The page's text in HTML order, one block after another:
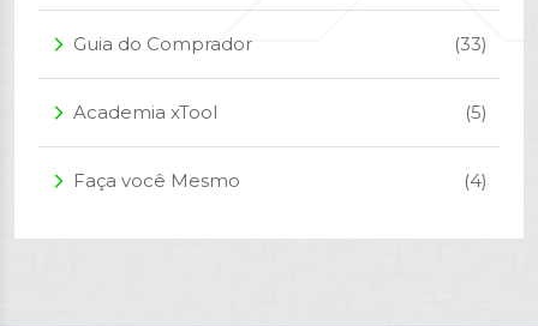
arrow_forward_ios Guia do Comprador (33)
arrow_forward_ios Academia xTool (5)
arrow_forward_ios Faça você Mesmo (4)